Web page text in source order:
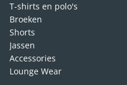
T-shirts en polo's
Broeken
Shorts
Jassen
Accessories
Lounge Wear